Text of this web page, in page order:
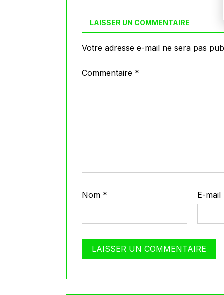
LAISSER UN COMMENTAIRE
Votre adresse e-mail ne sera pas
Commentaire *
Nom * E-mail